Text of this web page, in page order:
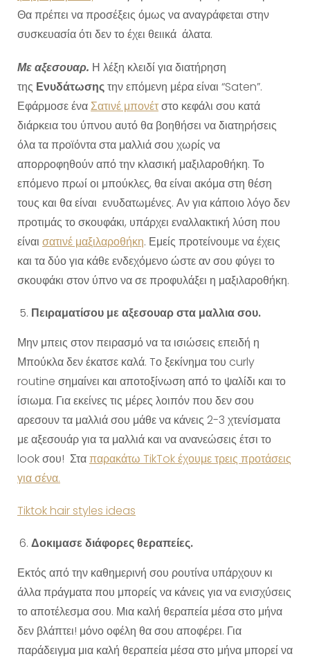
Θα πρέπει να προσέξεις όμως να αναγράφεται στην
συσκευασία ότι δεν το έχει θειικά άλατα.
Με αξεσουαρ. Η λέξη κλειδί για διατήρηση
της Ενυδάτωσηςτην επόμενη μέρα είναι “Saten”.
Εφάρμοσε έναΣατινέ μπονέτστο κεφάλι σου κατά
διάρκεια του ύπνου αυτό θα βοηθήσει να διατηρήσεις
όλα τα προϊόντα στα μαλλιά σου χωρίς να
απορροφηθούν από την κλασική μαξιλαροθήκη. Το
επόμενο πρωί οι μπούκλες, θα είναι ακόμα στη θέση
τους και θα είναι ενυδατωμένες. Αν για κάποιο λόγο δεν
προτιμάς το σκουφάκι, υπάρχει εναλλακτική λύση που
είναι σατινέ μαξιλαροθήκη. Εμείς προτείνουμε να έχεις
και τα δύο για κάθε ενδεχόμενο ώστε αν σου φύγει το
σκουφάκι στον ύπνο να σε προφυλάξει η μαξιλαροθήκη.
Πειραματίσου με αξεσουαρ στα μαλλια σου.
Μην μπεις στον πειρασμό να τα ισιώσεις επειδή η
Μπούκλα δεν έκατσε καλά. Tο ξεκίνημα του curly
routine σημαίνει και αποτοξίνωση από το ψαλίδι και το
ίσιωμα. Για εκείνες τις μέρες λοιπόν που δεν σου
αρεσουν τα μαλλιά σου μάθε να κάνεις 2-3 χτενίσματα
με αξεσουάρ για τα μαλλιά και να ανανεώσεις έτσι το
look σου! Σταπαρακάτω TikTok έχουμε τρεις προτάσεις
για σένα.
Tiktok hair styles ideas
Δοκιμασε διάφορες θεραπείες.
Εκτός από την καθημερινή σου ρουτίνα υπάρχουν κι
άλλα πράγματα που μπορείς να κάνεις για να ενισχύσεις
το αποτέλεσμα σου. Μια καλή θεραπεία μέσα στο μήνα
δεν βλάπτει! μόνο οφέλη θα σου αποφέρει. Για
παράδειγμα μια καλή θεραπεία μέσα στο μήνα μπορεί να